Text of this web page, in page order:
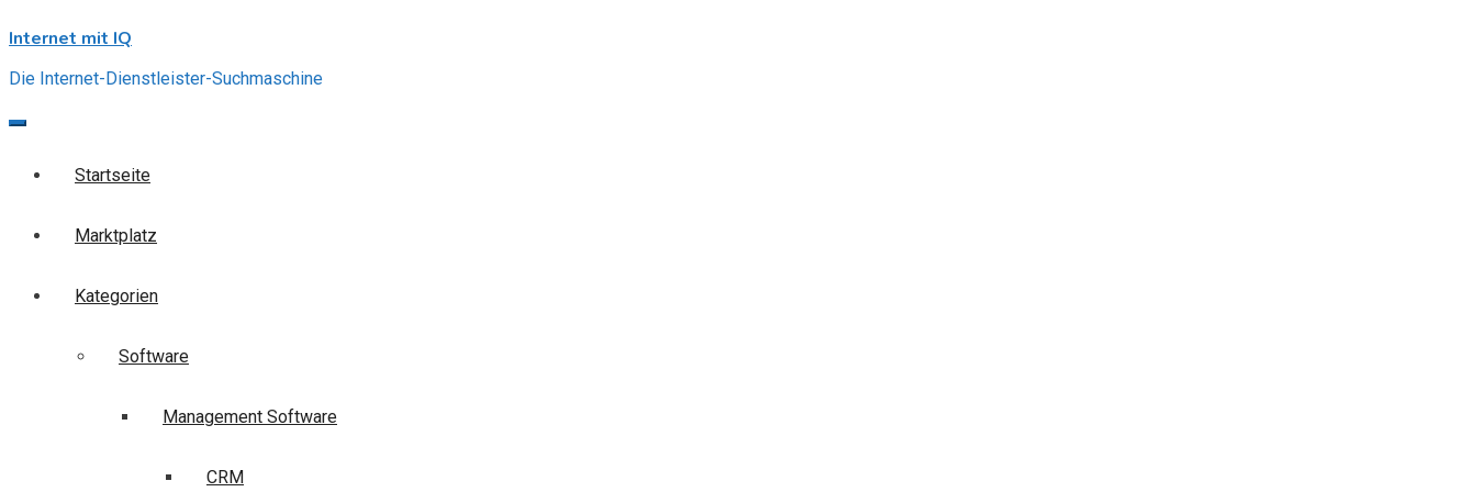
to
Internet mit IQ
Die Internet-Dienstleister-Suchmaschine
Startseite
Marktplatz
Kategorien
Software
Management Software
CRM